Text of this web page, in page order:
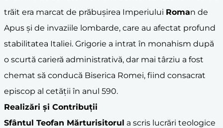
trăit era marcat de prăbușirea Imperiului Roman de
Apus și de invaziile lombarde, care au afectat profund
stabilitatea Italiei. Grigorie a intrat în monahism după
o scurtă carieră administrativă, dar mai târziu a fost
chemat să conducă Biserica Romei, fiind consacrat
episcop al cetății în anul 590.
Realizări și Contribuții
Sfântul Teofan Mărturisitorul a scris lucrări teologice